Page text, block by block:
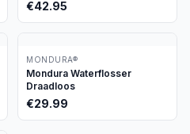
€42.95
MONDURA®
Mondura Waterflosser
Draadloos
€29.99